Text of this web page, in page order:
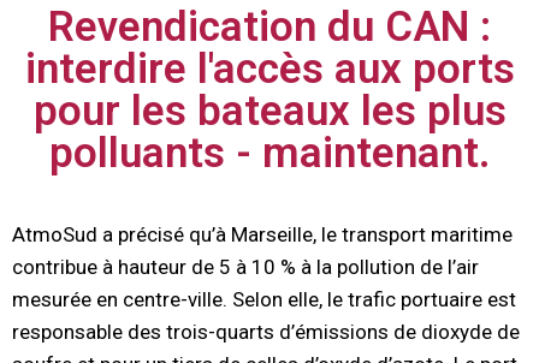
Revendication du CAN :
interdire l'accès aux ports
pour les bateaux les plus
polluants - maintenant.
AtmoSud a précisé qu’à Marseille, le transport maritime
contribue à hauteur de 5 à 10 % à la pollution de l’air
mesurée en centre-ville. Selon elle, le trafic portuaire est
responsable des trois-quarts d’émissions de dioxyde de